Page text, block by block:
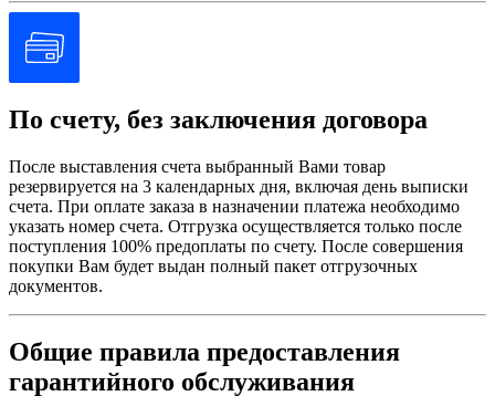
По счету, без заключения договора
После выставления счета выбранный Вами товар
резервируется на 3 календарных дня, включая день выписки
счета. При оплате заказа в назначении платежа необходимо
указать номер счета. Отгрузка осуществляется только после
поступления 100% предоплаты по счету. После совершения
покупки Вам будет выдан полный пакет отгрузочных
документов.
Общие правила предоставления
гарантийного обслуживания